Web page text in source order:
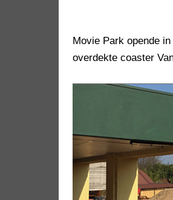
Movie Park opende
overdekte coaster